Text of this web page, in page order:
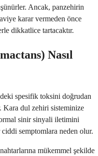
Ancak, panzehirin
karar vermeden önce
dikkatlice tartacaktır.
Nasıl
spesifik toksini doğrudan
Kara dul zehiri sisteminize
sinir sinyali iletimini
ciddi semptomlara neden olur.
mükemmel şekilde